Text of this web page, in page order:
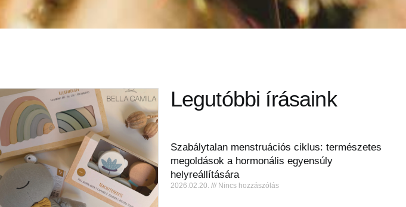
Legutóbbi írásaink
Szabálytalan menstruációs ciklus: természetes
megoldások a hormonális egyensúly
helyreállítására
2026.02.20. Nincs hozzászólás